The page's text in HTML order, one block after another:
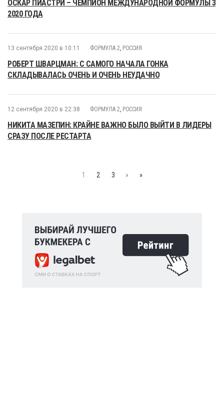
ОСКАР ПИАСТРИ – ЧЕМПИОН МЕЖДУНАРОДНОЙ ФОРМУЛЫ 3
2020 ГОДА
13 сентября 2020 в 10:11 ФОРМУЛА 2, РОССИЯ
РОБЕРТ ШВАРЦМАН: С САМОГО НАЧАЛА ГОНКА
СКЛАДЫВАЛАСЬ ОЧЕНЬ И ОЧЕНЬ НЕУДАЧНО
12 сентября 2020 в 22:38 ФОРМУЛА 2, РОССИЯ
НИКИТА МАЗЕПИН: КРАЙНЕ ВАЖНО БЫЛО ВЫЙТИ В ЛИДЕРЫ
СРАЗУ ПОСЛЕ РЕСТАРТА
1 2 3 › »